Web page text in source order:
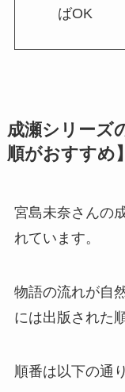
ばOK
成瀬シリーズ
順がおすすめ】
宮島未奈さんの
れています。
物語の流れが自
には出版された
順番は以下の通